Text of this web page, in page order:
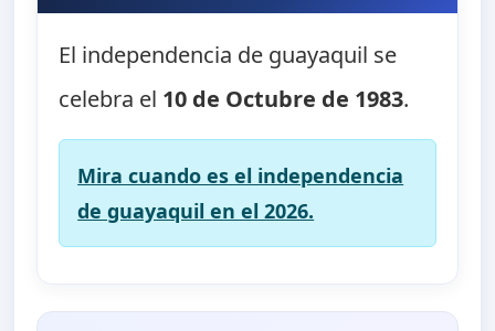
El independencia de guayaquil se
celebra el 10 de Octubre de 1983.
Mira cuando es el independencia
de guayaquil en el 2026.